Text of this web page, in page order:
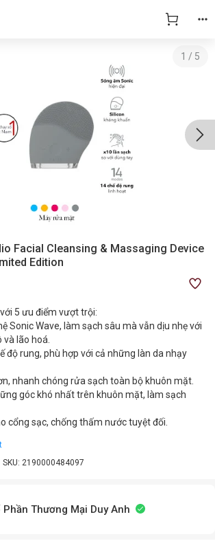
1 / 5
Facial Cleansing & Massaging Device
Edition
5 ưu điểm vượt trội:
Sonic Wave, làm sạch sâu mà vẫn dịu nhẹ với
và lão hoá.
độ rung, phù hợp với cả những làn da nhạy
nhanh chóng rửa sạch toàn bộ khuôn mặt.
góc khó nhất trên khuôn mặt, làm sạch
cổng sạc, chống thấm nước tuyệt đối.
SKU: 2190000484097
Phần Thương Mại Duy Anh